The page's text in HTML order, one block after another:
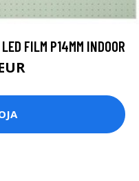
FILM P14MM INDOOR